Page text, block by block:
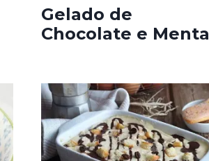
Gelado de
Chocolate e Menta